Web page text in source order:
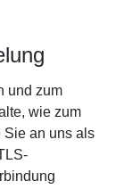
und zum
wie zum
Sie an uns als